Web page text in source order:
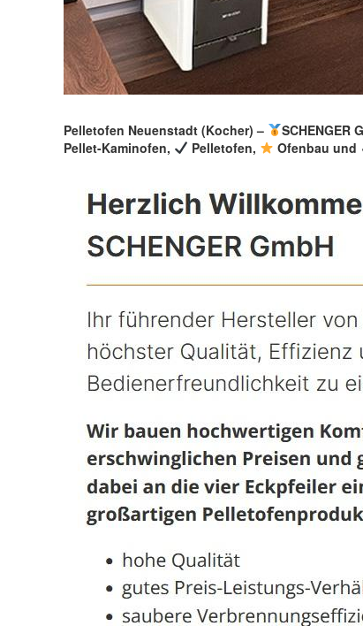
Pelletofen Neuenstadt (Kocher) – SCHENGER
Pellet-Kaminofen,
Pelletofen, Ofenbau und